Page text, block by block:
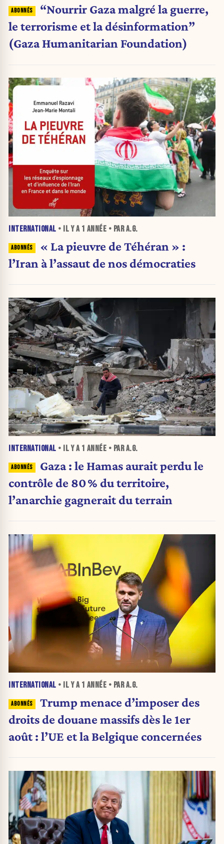
“Nourrir Gaza malgré la guerre,
le terrorisme et la désinformation”
(Gaza Humanitarian Foundation)
INTERNATIONAL • IL Y A 1 ANNÉE • PAR A.G.
« La pieuvre de Téhéran » :
l’Iran à l’assaut de nos démocraties
INTERNATIONAL • IL Y A 1 ANNÉE • PAR A.G.
Gaza : le Hamas aurait perdu le
contrôle de 80 % du territoire,
l’anarchie gagnerait du terrain
INTERNATIONAL • IL Y A 1 ANNÉE • PAR A.G.
Trump menace d’imposer des
droits de douane massifs dès le 1er
août : l’UE et la Belgique concernées